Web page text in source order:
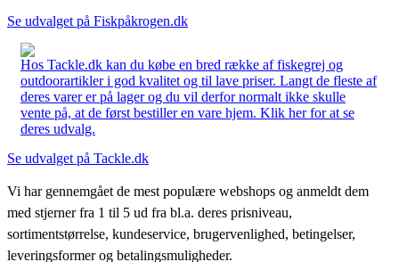
Se udvalget på Fiskpåkrogen.dk
Hos Tackle.dk kan du købe en bred række af fiskegrej og
outdoorartikler i god kvalitet og til lave priser. Langt de fleste af
deres varer er på lager og du vil derfor normalt ikke skulle
vente på, at de først bestiller en vare hjem. Klik her for at se
deres udvalg.
Se udvalget på Tackle.dk
Vi har gennemgået de mest populære webshops og anmeldt dem
med stjerner fra 1 til 5 ud fra bl.a. deres prisniveau,
sortimentstørrelse, kundeservice, brugervenlighed, betingelser,
leveringsformer og betalingsmuligheder.